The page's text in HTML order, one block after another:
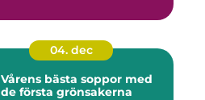
04. dec
Vårens bästa soppor med
de första grönsakerna